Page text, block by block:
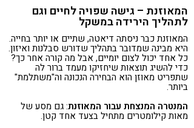
המאוזנת – גישה שפויה לחיים וגם
לתהליך הירידה במשקל
המאוזנת כבר ניסתה דיאטה, שתיים או יותר בחייה.
היא מבינה שמדובר בתהליך שדורש סבלנות ואיזון.
כל אחד יכול לצום יומיים, אבל מה קורה אחר כך?
כדי להשיג תוצאות שיחזיקו מעמד ברור לה
שתפריט מאוזן הוא הבחירה הנכונה וה"משתלמת"
ביותר.
המנטרה המנצחת עבור המאוזנת: גם מסע של
מאות קילומטרים מתחיל בצעד אחד קטן.